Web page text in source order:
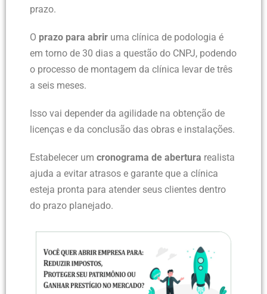
prazo.
O prazo para abrir uma clínica de podologia é
em torno de 30 dias a questão do CNPJ, podendo
o processo de montagem da clínica levar de três
a seis meses.
Isso vai depender da agilidade na obtenção de
licenças e da conclusão das obras e instalações.
Estabelecer um cronograma de abertura realista
ajuda a evitar atrasos e garante que a clínica
esteja pronta para atender seus clientes dentro
do prazo planejado.